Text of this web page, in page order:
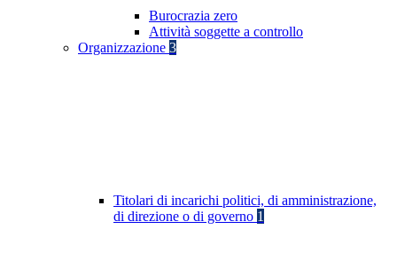
Burocrazia zero
Attività soggette a controllo
Organizzazione 3
Titolari di incarichi politici, di amministrazione,
di direzione o di governo 1